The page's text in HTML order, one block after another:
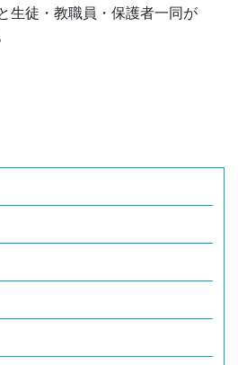
生徒・教職員・保護者一同が